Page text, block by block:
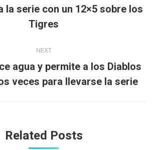
Previous
post:
la serie con un 12×5 sobre los
Tigres
NEXT
Next
post:
agua y permite a los Diablos
veces para llevarse la serie
Related Posts